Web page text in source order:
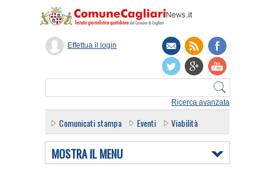
Ricerca avanzata
Effettua il login
Comunicati stampa Eventi Viabilità
MOSTRA IL MENU